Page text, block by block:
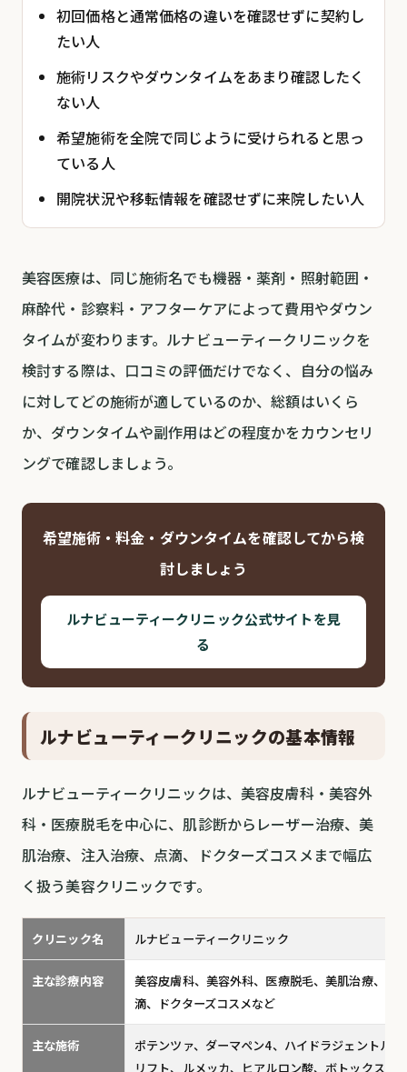
初回価格と通常価格の違いを確認せずに契約し
たい人
施術リスクやダウンタイムをあまり確認したく
ない人
希望施術を全院で同じように受けられると思っ
ている人
開院状況や移転情報を確認せずに来院したい人
美容医療は、同じ施術名でも機器・薬剤・照射範囲・
麻酔代・診察料・アフターケアによって費用やダウン
タイムが変わります。ルナビューティークリニックを
検討する際は、口コミの評価だけでなく、自分の悩み
に対してどの施術が適しているのか、総額はいくら
か、ダウンタイムや副作用はどの程度かをカウンセリ
ングで確認しましょう。
希望施術・料金・ダウンタイムを確認してから検
討しましょう
ルナビューティークリニック公式サイトを見
る
ルナビューティークリニックの基本情報
ルナビューティークリニックは、美容皮膚科・美容外
科・医療脱毛を中心に、肌診断からレーザー治療、美
肌治療、注入治療、点滴、ドクターズコスメまで幅広
く扱う美容クリニックです。
クリニック名 ルナビューティークリニック
主な診療内容
美容皮膚科、美容外科、医療脱毛、美肌治療、レ
滴、ドクターズコスメなど
主な施術
ポテンツァ、ダーマペン4、ハイドラジェントル
リフト、ルメッカ、ヒアルロン酸、ボトックス、